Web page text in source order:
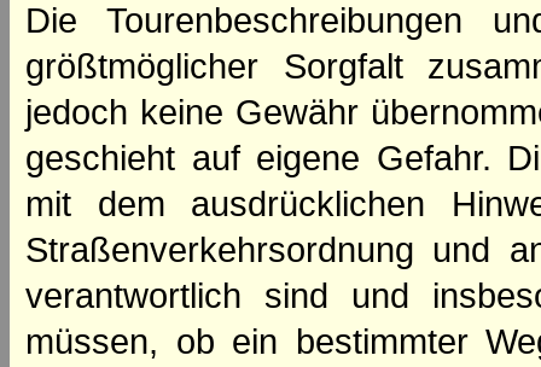
Die Tourenbeschreibungen
größtmöglicher Sorgfalt
jedoch keine Gewähr
geschieht auf eigene Gefahr.
mit dem ausdrücklichen
Straßenverkehrsordnung und
verantwortlich sind und
müssen, ob ein bestimmter